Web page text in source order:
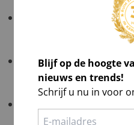
: NL
excl. btw; DE in overleg
Verzending naar de
voordat u bestelt even
plaats ze in de
Blijf op de hoogte
nieuws en trends!
Schrijf u nu in voor